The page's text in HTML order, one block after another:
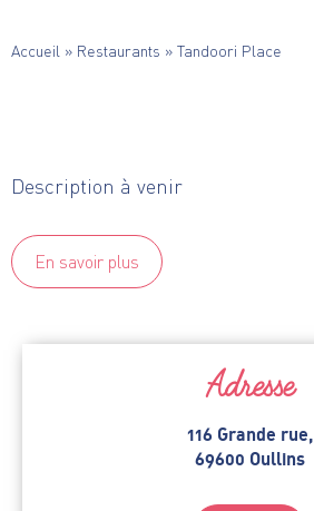
Accueil » Restaurants » Tandoori Place
Description à venir
En savoir plus
Adresse
116 Grande rue,
69600 Oullins